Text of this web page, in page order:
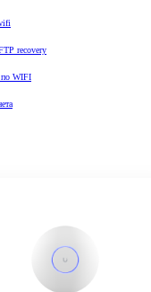
recovery
WIFI